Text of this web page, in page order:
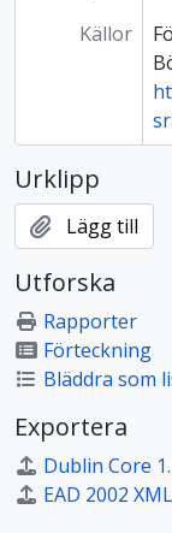
Källor
Urklipp
Lägg till
Utforska
Rapporter
Förteckning
Bläddra som
Exportera
Dublin Core
EAD 2002 XML